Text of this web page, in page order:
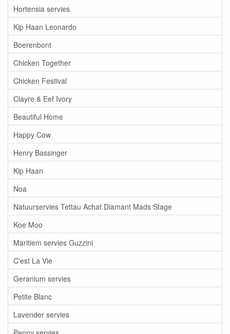
Hortensia servies
Kip Haan Leonardo
Boerenbont
Chicken Together
Chicken Festival
Clayre & Eef Ivory
Beautiful Home
Happy Cow
Henry Bassinger
Kip Haan
Noa
Natuurservies Tettau Achat Diamant Mads Stage
Koe Moo
Maritiem servies Guzzini
C'est La Vie
Geranium servies
Petite Blanc
Lavender servies